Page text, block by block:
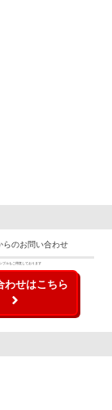
らのお問い合わせ
プルもご用意しております
わせはこちら